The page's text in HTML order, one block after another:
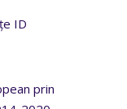
ID
prin